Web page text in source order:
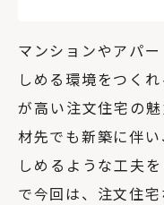
マンションやアパ
しめる環境をつく
が高い注文住宅の
材先でも新築に伴
しめるような工夫
で今回は、注文住